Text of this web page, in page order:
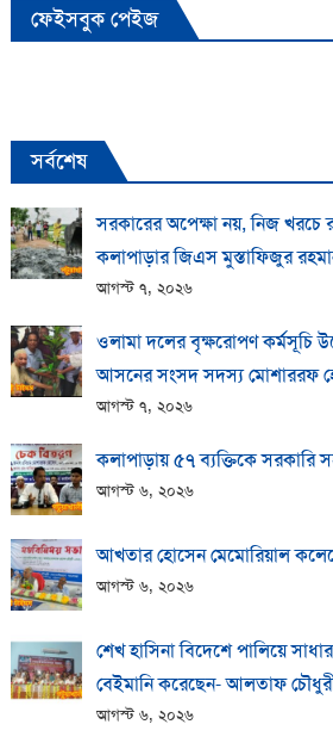
ফেইসবুক পেইজ
সর্বশেষ
সরকারের অপেক্ষা নয়, নিজ খরচে
কলাপাড়ার জিএস মুস্তাফিজুর
আগস্ট ৭, ২০২৬
ওলামা দলের বৃক্ষরোপণ কর্মসূচি
আসনের সংসদ সদস্য মোশাররফ
আগস্ট ৭, ২০২৬
কলাপাড়ায় ​৫৭ ব্যক্তিকে সরকারি
আগস্ট ৬, ২০২৬
আখতার হোসেন মেমোরিয়াল
আগস্ট ৬, ২০২৬
শেখ হাসিনা বিদেশে পালিয়ে
বেইমানি করেছেন- আলতাফ
আগস্ট ৬, ২০২৬